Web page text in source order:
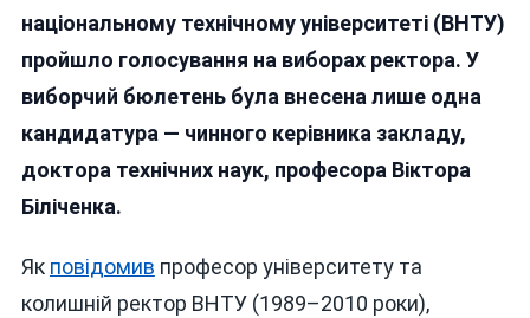
Технічному
На
Безальтернативних
Впевнено
Вишу
національному технічному університеті (ВНТУ)
пройшло голосування на виборах ректора. У
виборчий бюлетень була внесена лише одна
кандидатура — чинного керівника закладу,
доктора технічних наук, професора Віктора
Біліченка.
Як повідомив професор університету та
колишній ректор ВНТУ (1989–2010 роки),